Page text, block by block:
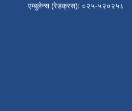
एम्बुलेन्स (रेडक्रस): ०२५-५२०२५८